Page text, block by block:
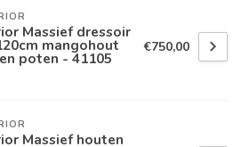
Massief dressoir
mangohout
poten - 41105
€750,00
Massief houten